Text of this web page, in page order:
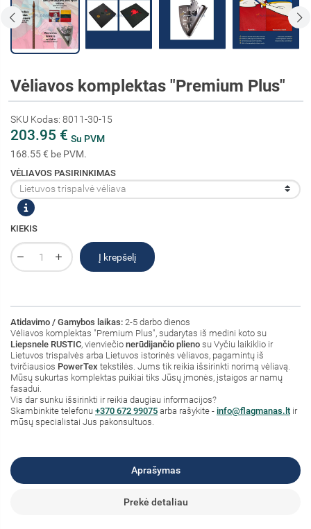
Vėliavos komplektas "Premium Plus"
SKU Kodas: 8011-30-15
203.95 € Su PVM
168.55 € be PVM.
VĖLIAVOS PASIRINKIMAS
KIEKIS
Į krepšelį
Atidavimo / Gamybos laikas: 2-5 darbo dienos
Vėliavos komplektas "Premium Plus", sudarytas iš medini koto su
Liepsnele RUSTIC, vienviečio nerūdijančio plieno su Vyčiu laikiklio ir
Lietuvos trispalvės arba Lietuvos istorinės vėliavos, pagamintų iš
tvirčiausios PowerTex tekstilės. Jums tik reikia išsirinkti norimą vėliavą.
Mūsų sukurtas komplektas puikiai tiks Jūsų įmonės, įstaigos ar namų
fasadui.
Vis dar sunku išsirinkti ir reikia daugiau informacijos?
Skambinkite telefonu +370 672 99075 arba rašykite - info@flagmanas.lt ir
mūsų specialistai Jus pakonsultuos.
Aprašymas
Prekė detaliau